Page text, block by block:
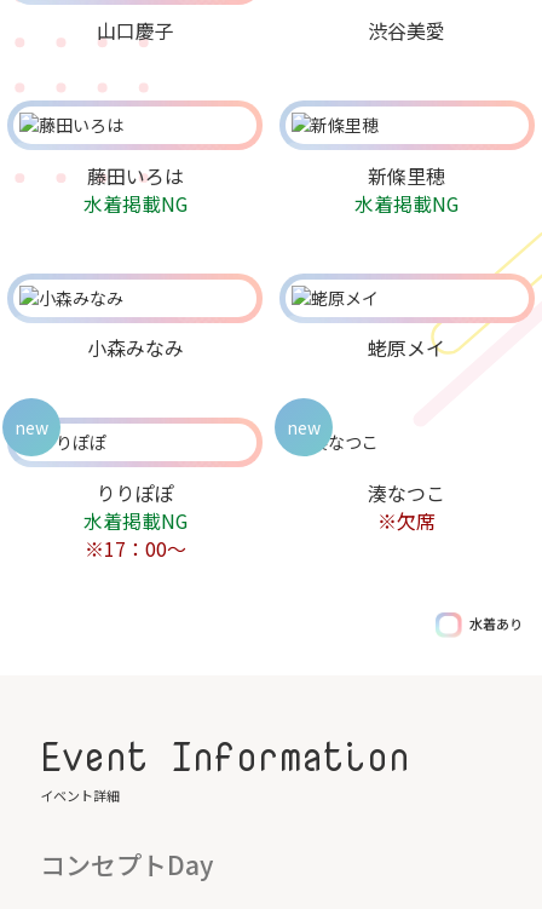
山口慶子 渋谷美愛
藤田いろは
水着掲載NG
新條里穂
水着掲載NG
小森みなみ 蛯原メイ
りりぽぽ
水着掲載NG
※17：00～
new
湊なつこ
※欠席
new
水着あり
Event Information
イベント詳細
コンセプトDay